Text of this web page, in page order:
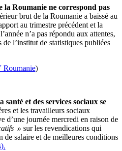
la Roumanie ne correspond pas
brut de la Roumanie a baissé au
au trimestre précédent et la
n’a pas répondu aux attentes,
l’institut de statistiques publiées
)
et des services sociaux se
et les travailleurs sociaux
d’une journée mercredi en raison de
» sur les revendications qui
de salaire et de meilleures conditions